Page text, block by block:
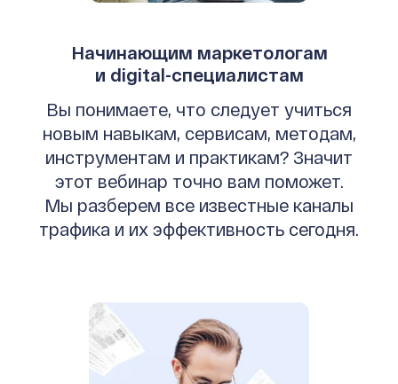
Начинающим маркетологам
и digital-специалистам
Вы понимаете, что следует учиться
новым навыкам, сервисам, методам,
инструментам и практикам? Значит
этот вебинар точно вам поможет.
Мы разберем все известные каналы
трафика и их эффективность сегодня.